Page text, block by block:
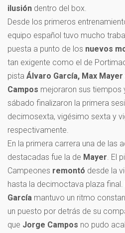
ilusión dentro del box.
Desde los primeros
equipo español tuvo mucho
puesta a punto de los nuevos
tan exigente como el de
pista Álvaro García, Max
Campos mejoraron sus tiempos
sábado finalizaron la primera
decimosexta, vigésimo sexta y
respectivamente.
En la primera carrera una de las
destacadas fue la de Mayer. El
Campeones remontó desde la
hasta la decimoctava plaza final.
García mantuvo un ritmo
un puesto por detrás de su
que Jorge Campos no pudo